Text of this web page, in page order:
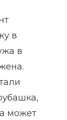
в
в
может